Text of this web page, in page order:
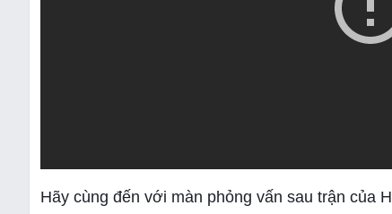
Hãy cùng đến với màn phỏng vấn sau trận của